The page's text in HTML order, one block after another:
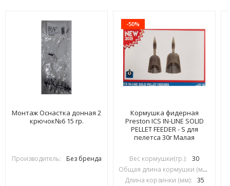
Монтаж Оснастка донная 2
крючок№6 15 гр.
Производитель: Без бренда
-50%
Кормушка фидерная
Preston ICS IN-LINE SOLID
PELLET FEEDER - S для
пелетса 30г Малая
Вес кормушки(гр.):
30
Общая длина кормушки (мм):
Длина корзинки (мм):
35